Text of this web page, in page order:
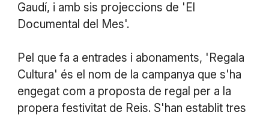
Gaudí, i amb sis projeccions de 'El
Documental del Mes'.
Pel que fa a entrades i abonaments, 'Regala
Cultura' és el nom de la campanya que s'ha
engegat com a proposta de regal per a la
propera festivitat de Reis. S'han establit tres